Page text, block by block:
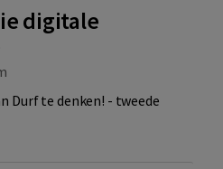
digitale
Durf te denken! - tweede